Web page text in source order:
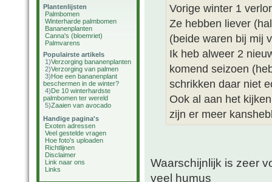
Plantenlijsten
Palmbomen
Winterharde palmbomen
Bananenplanten
Canna's (bloemriet)
Palmvarens
Populairste artikels
1)Verzorging bananenplanten
2)Verzorging van palmen
3)Hoe een bananenplant
beschermen in de winter?
4)De 10 winterhardste
palmbomen ter wereld
5)Zaaien van avocado
Handige pagina's
Exoten adressen
Veel gestelde vragen
Hoe foto's uploaden
Richtlijnen
Disclaimer
Link naar ons
Links
Vorige winter 1
Ze hebben liever
(beide waren bij mij
Ik heb alweer 2
komend seizoen
schrikken daar niet
Ook al aan het
zijn er meer
Waarschijnlijk is zeer
veel humus